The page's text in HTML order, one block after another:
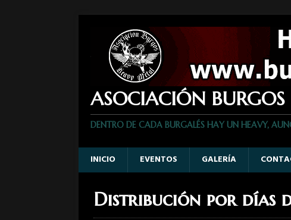
ASOCIACIÓN
DENTRO DE CADA BURGALÉS HAY UN HEAVY,
INICIO EVENTOS GALERÍA
Distribución por días